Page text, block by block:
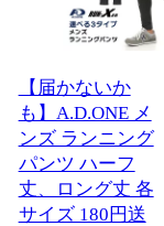
【届かないか
も】A.D.ONE メ
ンズ ランニング
パンツ ハーフ
丈、ロング丈 各
サイズ 180円送